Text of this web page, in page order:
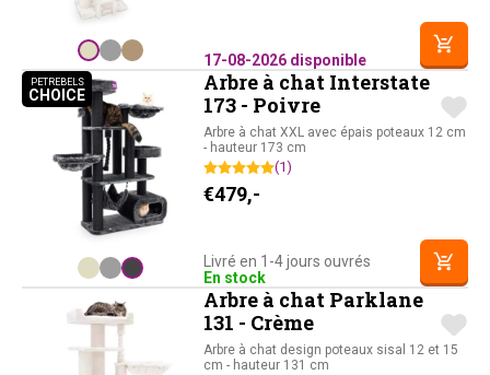
17-08-2026 disponible
PETREBELS
CHOICEPETREBELS CHOICE
Arbre à chat Interstate
173 - Poivre
Arbre à chat XXL avec épais poteaux 12 cm
- hauteur 173 cm
(1)
€479,-
Livré en 1-4 jours ouvrés
En stock
Arbre à chat Parklane
131 - Crème
Arbre à chat design poteaux sisal 12 et 15
cm - hauteur 131 cm